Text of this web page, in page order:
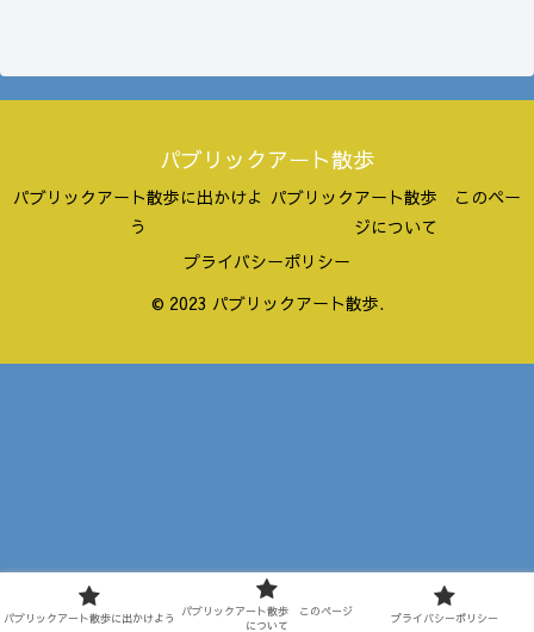
パブリックアート散歩
パブリックアート散歩に出かけよ
う
パブリックアート散歩 このペー
ジについて
プライバシーポリシー
© 2023 パブリックアート散歩.
パブリックアート散歩に出かけよう
パブリックアート散歩 このページ
について
プライバシーポリシー